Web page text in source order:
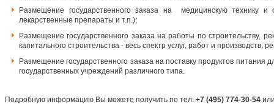
Размещение государственного заказа на медицинскую технику и
лекарственные препараты и т.п.);
Размещение государственного заказа на работы по строительству,
капитального строительства - весь спектр услуг, работ и производств,
Размещение государственного заказа на поставку продуктов питания
государственных учреждений различного типа.
Подробную информацию Вы можете получить по тел: +7 (495) 774-30-54